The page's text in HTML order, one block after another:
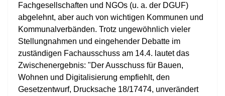
Fachgesellschaften und NGOs (u. a. der DGUF)
abgelehnt, aber auch von wichtigen Kommunen und
Kommunalverbänden. Trotz ungewöhnlich vieler
Stellungnahmen und eingehender Debatte im
zuständigen Fachausschuss am 14.4. lautet das
Zwischenergebnis: "Der Ausschuss für Bauen,
Wohnen und Digitalisierung empfiehlt, den
Gesetzentwurf, Drucksache 18/17474, unverändert